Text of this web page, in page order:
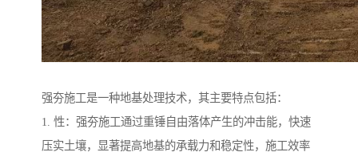
强夯施工是一种地基处理技术，其主要特点包括：
1. 性：强夯施工通过重锤自由落体产生的冲击能，快速
压实土壤，显著提高地基的承载力和稳定性，施工效率